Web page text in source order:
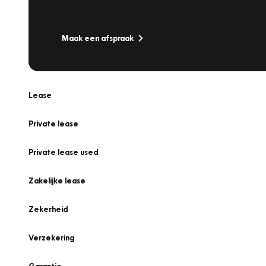
Maak een afspraak
Lease
Private lease
Private lease used
Zakelijke lease
Zekerheid
Verzekering